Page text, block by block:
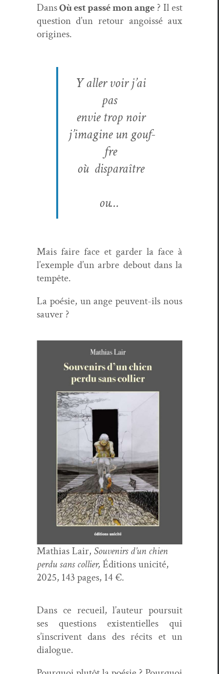
DansOù est passé mon ange ? Il est
ques­tion d’un retour angois­sé aux
origines.
Y aller voirj’ai
pas
envietrop noir
j’imagine un gouf­
fre
où disparaître
ou…
Mais faire face et garder la face à
l’exemple d’un arbre debout dans la
tempête.
La poésie, un ange peu­vent-ils nous
sauver ?
Math­ias Lair, Sou­venirs d’un chien
per­du sans col­lier, Édi­tions unic­ité,
2025, 143 pages, 14 €.
Dans ce recueil, l’auteur pour­suit
ses ques­tions exis­ten­tielles qui
s’inscrivent dans des réc­its et un
dialogue.